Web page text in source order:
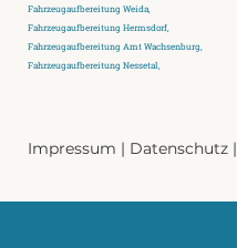
Fahrzeugaufbereitung Weida,
Fahrzeugaufbereitung Hermsdorf,
Fahrzeugaufbereitung Amt Wachsenburg,
Fahrzeugaufbereitung Nessetal,
Impressum | Datenschutz |